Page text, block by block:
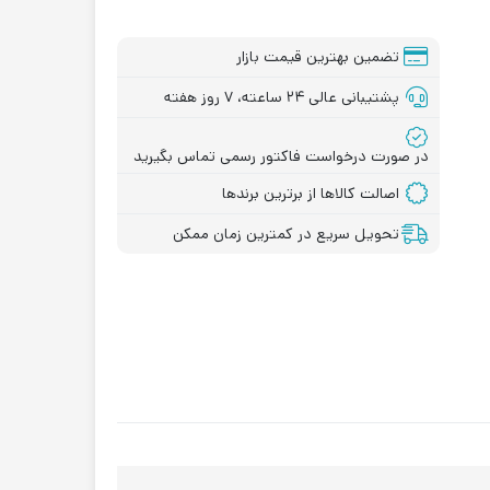
تضمین بهترین قیمت بازار
پشتیبانی عالی ۲۴ ساعته، ۷ روز هفته
در صورت درخواست فاکتور رسمی تماس بگیرید
اصالت کالاها از برترین برندها
تحویل سریع در کمترین زمان ممکن